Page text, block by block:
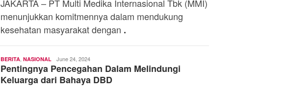
JAKARTA – PT Multi Medika Internasional Tbk (MMI)
menunjukkan komitmennya dalam mendukung
kesehatan masyarakat dengan .
BERITA, NASIONAL Andi
Mardana
June 24, 2024
Pentingnya Pencegahan Dalam Melindungi
Keluarga dari Bahaya DBD